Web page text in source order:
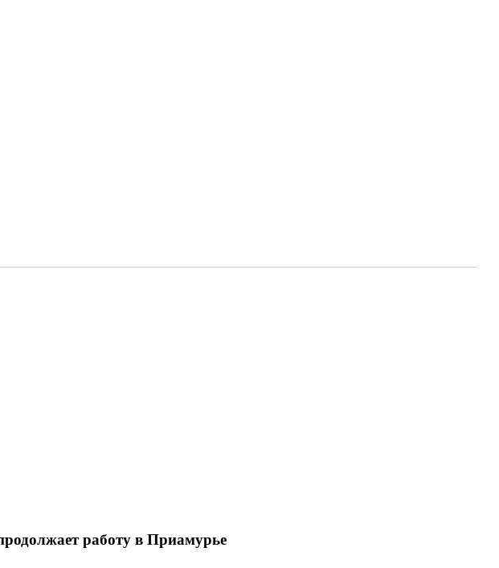
работу в Приамурье